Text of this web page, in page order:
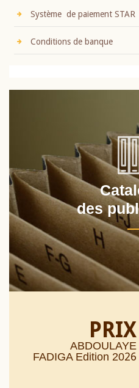
Système de paiement STAR
Conditions de banque
des
PRIX
ABDOULAYE
FADIGA Edition 2026